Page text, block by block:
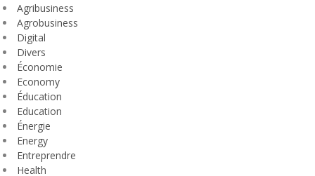
Agribusiness
Agrobusiness
Digital
Divers
Économie
Economy
Éducation
Education
Énergie
Energy
Entreprendre
Health